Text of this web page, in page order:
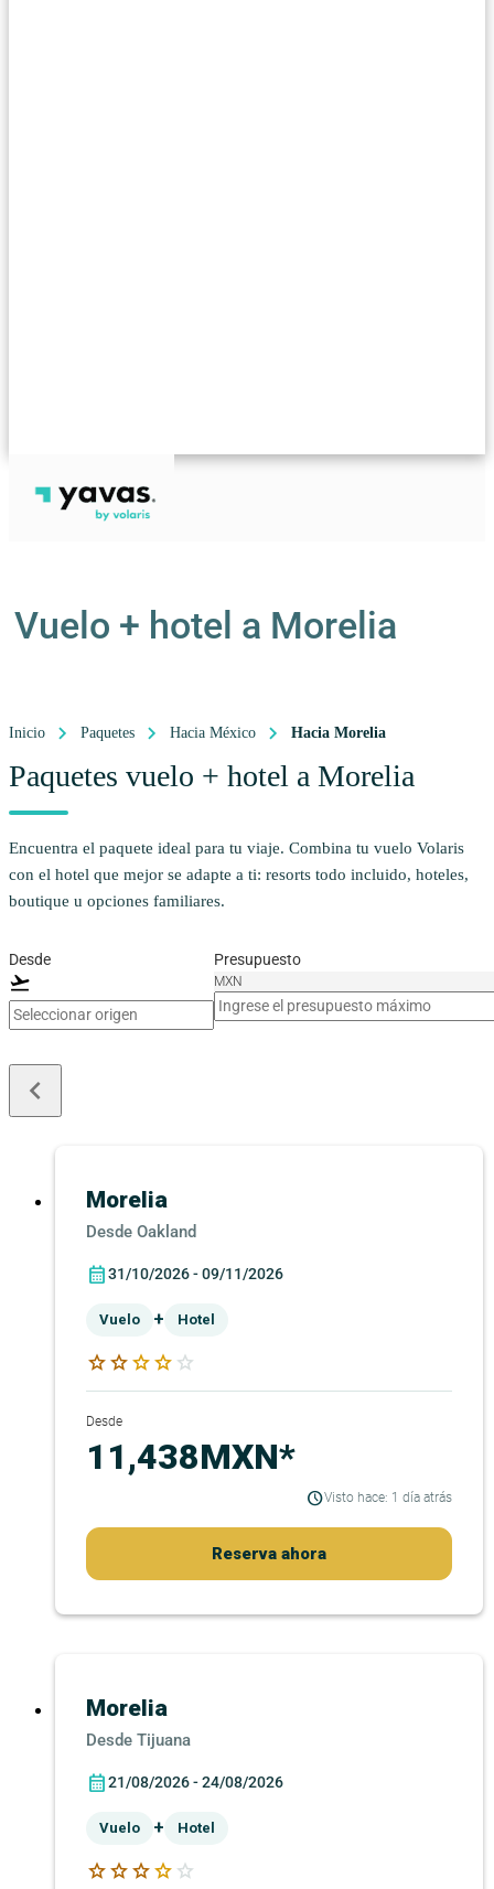
Vuelo + hotel a Morelia
Inicio Paquetes Hacia México Hacia Morelia
Paquetes vuelo + hotel a Morelia
Encuentra el paquete ideal para tu viaje. Combina tu vuelo Volaris
con el hotel que mejor se adapte a ti: resorts todo incluido, hoteles,
boutique u opciones familiares.
Desde
flight_takeoff
Presupuesto
MXN
keyboard_arrow_left
Morelia
Oakland
31/10/2026 - 09/11/2026
Vuelo + Hotel
starstarstarstar star
Desde
11,438MXN*
Visto hace: 1 día atrás
Reserva ahora
Morelia
Tijuana
21/08/2026 - 24/08/2026
Vuelo + Hotel
starstarstarstar star